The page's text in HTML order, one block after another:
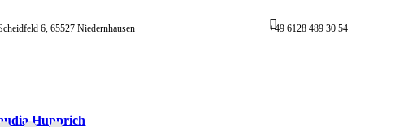
to
6, 65527 Niedernhausen +49 6128 489 30 54
Hupprich